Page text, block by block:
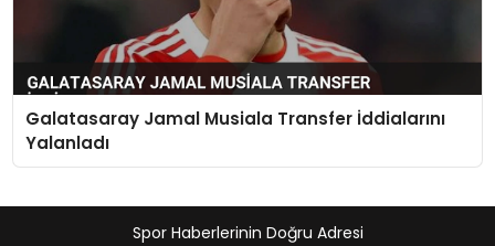
Galatasaray Jamal Musiala Transfer İddialarını
Yalanladı
Spor Haberlerinin Doğru Adresi